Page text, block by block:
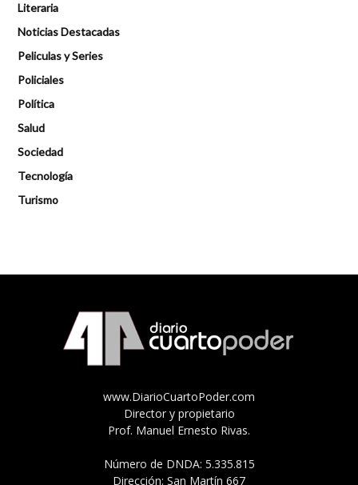
Literaria
Noticias Destacadas
Peliculas y Series
Policiales
Política
Salud
Sociedad
Tecnología
Turismo
www.DiarioCuartoPoder.com
Director y propietario
Prof. Manuel Ernesto Rivas.
Número de DNDA: 5.335.815
Dirección: San Martín 667